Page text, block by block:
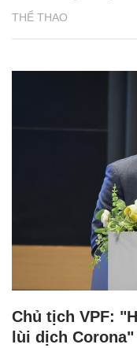
THỂ THAO
Chủ tịch VPF:
lùi dịch Corona"